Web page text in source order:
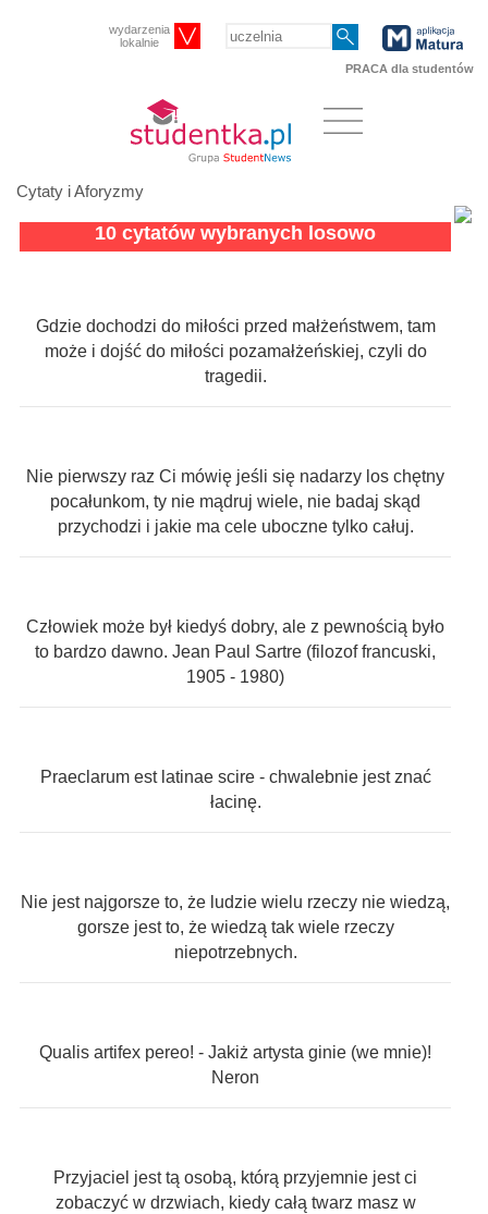
wydarzenia
lokalnie
PRACA dla studentów
Cytaty i Aforyzmy
10 cytatów wybranych losowo
Gdzie dochodzi do miłości przed małżeństwem, tam
może i dojść do miłości pozamałżeńskiej, czyli do
tragedii.
Nie pierwszy raz Ci mówię jeśli się nadarzy los chętny
pocałunkom, ty nie mądruj wiele, nie badaj skąd
przychodzi i jakie ma cele uboczne tylko całuj.
Człowiek może był kiedyś dobry, ale z pewnością było
to bardzo dawno. Jean Paul Sartre (filozof francuski,
1905 - 1980)
Praeclarum est latinae scire - chwalebnie jest znać
łacinę.
Nie jest najgorsze to, że ludzie wielu rzeczy nie wiedzą,
gorsze jest to, że wiedzą tak wiele rzeczy
niepotrzebnych.
Qualis artifex pereo! - Jakiż artysta ginie (we mnie)!
Neron
Przyjaciel jest tą osobą, którą przyjemnie jest ci
zobaczyć w drzwiach, kiedy całą twarz masz w